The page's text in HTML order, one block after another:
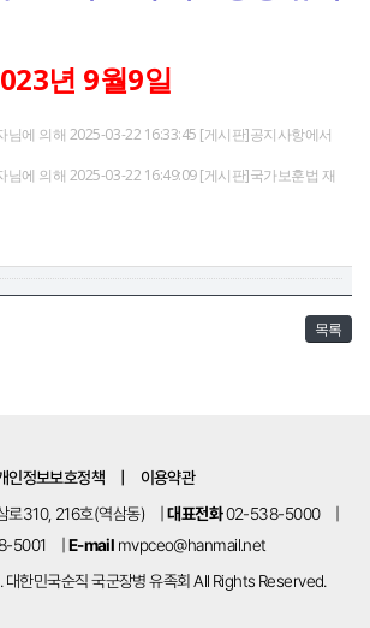
년 9월9일
님에 의해 2025-03-22 16:33:45 [게시판]공지사항에서
님에 의해 2025-03-22 16:49:09 [게시판]국가보훈법 재
목록
인정보보호정책
이용약관
로310, 216호(역삼동) |대표전화02-538-5000
5001 E-mail mvpceo@hanmail.net
한민국순직 국군장병 유족회 All Rights Reserved.